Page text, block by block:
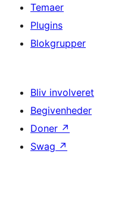
Temaer
Plugins
Blokgrupper
Bliv involveret
Begivenheder
Doner ↗
Swag ↗